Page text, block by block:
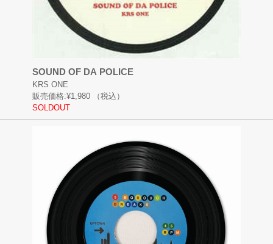
SOUND OF DA POLICE
KRS ONE
販売価格:¥1,980
（税込）
SOLDOUT